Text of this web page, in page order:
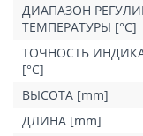
важно убедиться в
крепится в первую
термостатических
необходимо
ДИАПАЗОН
ТЕМПЕРАТУРЫ [°C]
ТОЧНОСТЬ
[°C]
ВЫСОТА [mm]
ДЛИНА [mm]